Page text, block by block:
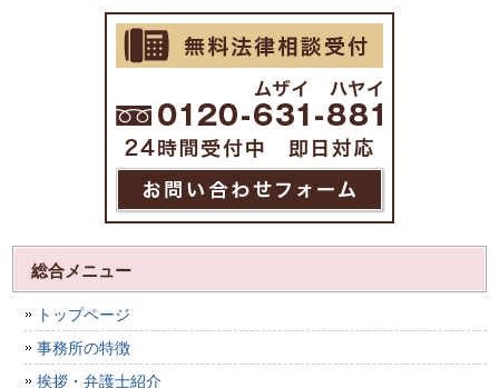
総合メニュー
トップページ
事務所の特徴
挨拶・弁護士紹介